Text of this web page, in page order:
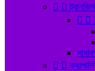
 
 
 